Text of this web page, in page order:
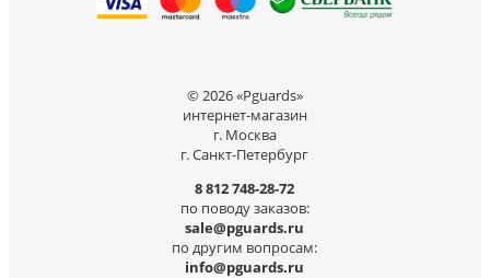
© 2026 «Pguards»
интернет-магазин
г. Москва
г. Санкт-Петербург
8 812 748-28-72
по поводу заказов:
sale@pguards.ru
по другим вопросам:
info@pguards.ru